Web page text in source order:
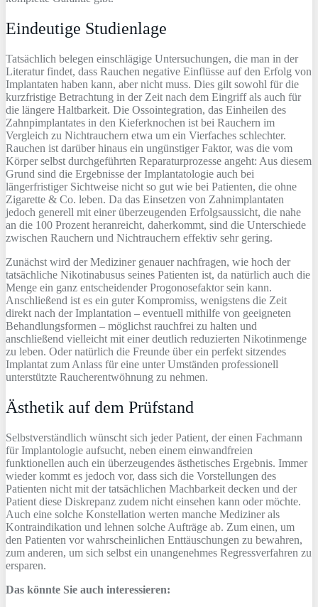
Eindeutige Studienlage
Tatsächlich belegen einschlägige Untersuchungen, die man in der
Literatur findet, dass Rauchen negative Einflüsse auf den Erfolg von
Implantaten haben kann, aber nicht muss. Dies gilt sowohl für die
kurzfristige Betrachtung in der Zeit nach dem Eingriff als auch für
die längere Haltbarkeit. Die Ossointegration, das Einheilen des
Zahnpimplantates in den Kieferknochen ist bei Rauchern im
Vergleich zu Nichtrauchern etwa um ein Vierfaches schlechter.
Rauchen ist darüber hinaus ein ungünstiger Faktor, was die vom
Körper selbst durchgeführten Reparaturprozesse angeht: Aus diesem
Grund sind die Ergebnisse der Implantatologie auch bei
längerfristiger Sichtweise nicht so gut wie bei Patienten, die ohne
Zigarette & Co. leben. Da das Einsetzen von Zahnimplantaten
jedoch generell mit einer überzeugenden Erfolgsaussicht, die nahe
an die 100 Prozent heranreicht, daherkommt, sind die Unterschiede
zwischen Rauchern und Nichtrauchern effektiv sehr gering.
Zunächst wird der Mediziner genauer nachfragen, wie hoch der
tatsächliche Nikotinabusus seines Patienten ist, da natürlich auch die
Menge ein ganz entscheidender Progonosefaktor sein kann.
Anschließend ist es ein guter Kompromiss, wenigstens die Zeit
direkt nach der Implantation – eventuell mithilfe von geeigneten
Behandlungsformen – möglichst rauchfrei zu halten und
anschließend vielleicht mit einer deutlich reduzierten Nikotinmenge
zu leben. Oder natürlich die Freunde über ein perfekt sitzendes
Implantat zum Anlass für eine unter Umständen professionell
unterstützte Raucherentwöhnung zu nehmen.
Ästhetik auf dem Prüfstand
Selbstverständlich wünscht sich jeder Patient, der einen Fachmann
für Implantologie aufsucht, neben einem einwandfreien
funktionellen auch ein überzeugendes ästhetisches Ergebnis. Immer
wieder kommt es jedoch vor, dass sich die Vorstellungen des
Patienten nicht mit der tatsächlichen Machbarkeit decken und der
Patient diese Diskrepanz zudem nicht einsehen kann oder möchte.
Auch eine solche Konstellation werten manche Mediziner als
Kontraindikation und lehnen solche Aufträge ab. Zum einen, um
den Patienten vor wahrscheinlichen Enttäuschungen zu bewahren,
zum anderen, um sich selbst ein unangenehmes Regressverfahren zu
ersparen.
Das könnte Sie auch interessieren: